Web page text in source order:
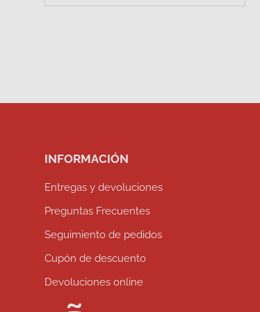
INFORMACIÓN
Entregas y devoluciones
Preguntas Frecuentes
Seguimiento de pedidos
Cupón de descuento
Devoluciones online